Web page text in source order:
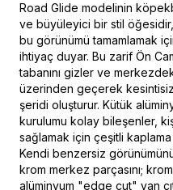
Road Glide modelinin
ve büyüleyici bir stil
bu görünümü tamamlamak
ihtiyaç duyar. Bu zarif Ön
tabanını gizler ve
üzerinden geçerek
şeridi oluşturur. Kütük
kurulumu kolay bileşenler,
sağlamak için çeşitli
Kendi benzersiz
krom merkez parçasını;
alüminyum "edge cut" yan